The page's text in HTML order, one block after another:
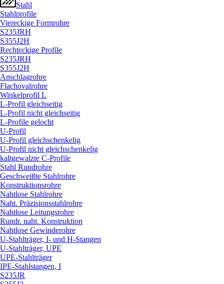
Stahl
Stahlprofile
Viereckige Formrohre
S235JRH
S355J2H
Rechteckige Profile
S235JRH
S355J2H
Anschlagrohre
Flachovalrohre
Winkelprofil L
L-Profil gleichseitig
L-Profil nicht gleichseitig
L-Profile gelocht
U-Profil
U-Profil gleichschenkelig
U-Profil nicht gleichschenkelig
kaltgewalzte C-Profile
Stahl Rundrohre
Geschweißte Stahlrohre
Konstruktionsrohre
Nahtlose Stahlrohre
Naht. Präzisionsstahlrohre
Nahtlose Leitungsrohre
Rundr. naht. Konstruktion
Nahtlose Gewinderohre
U-Stahlträger, I- und H-Stangen
U-Stahlträger, UPE
UPE-Stahlträger
IPE-Stahlstangen, I
S235JR